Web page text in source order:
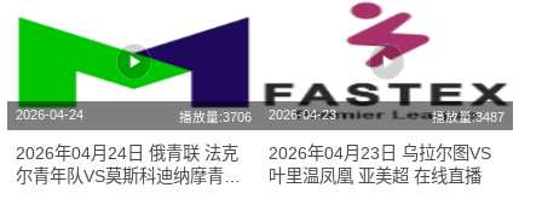
2026-04-24 播放量:3706
2026年04月24日 俄青联 法克
尔青年队VS莫斯科迪纳摩青年
2026-04-23 播放量:3487
2026年04月23日 乌拉尔图VS
叶里温凤凰 亚美超 在线直播